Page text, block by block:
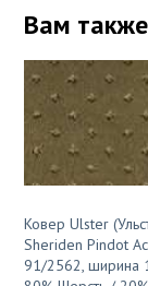
Вам
Ковер Ulster
Sheriden Pindot
91/2562, ширина